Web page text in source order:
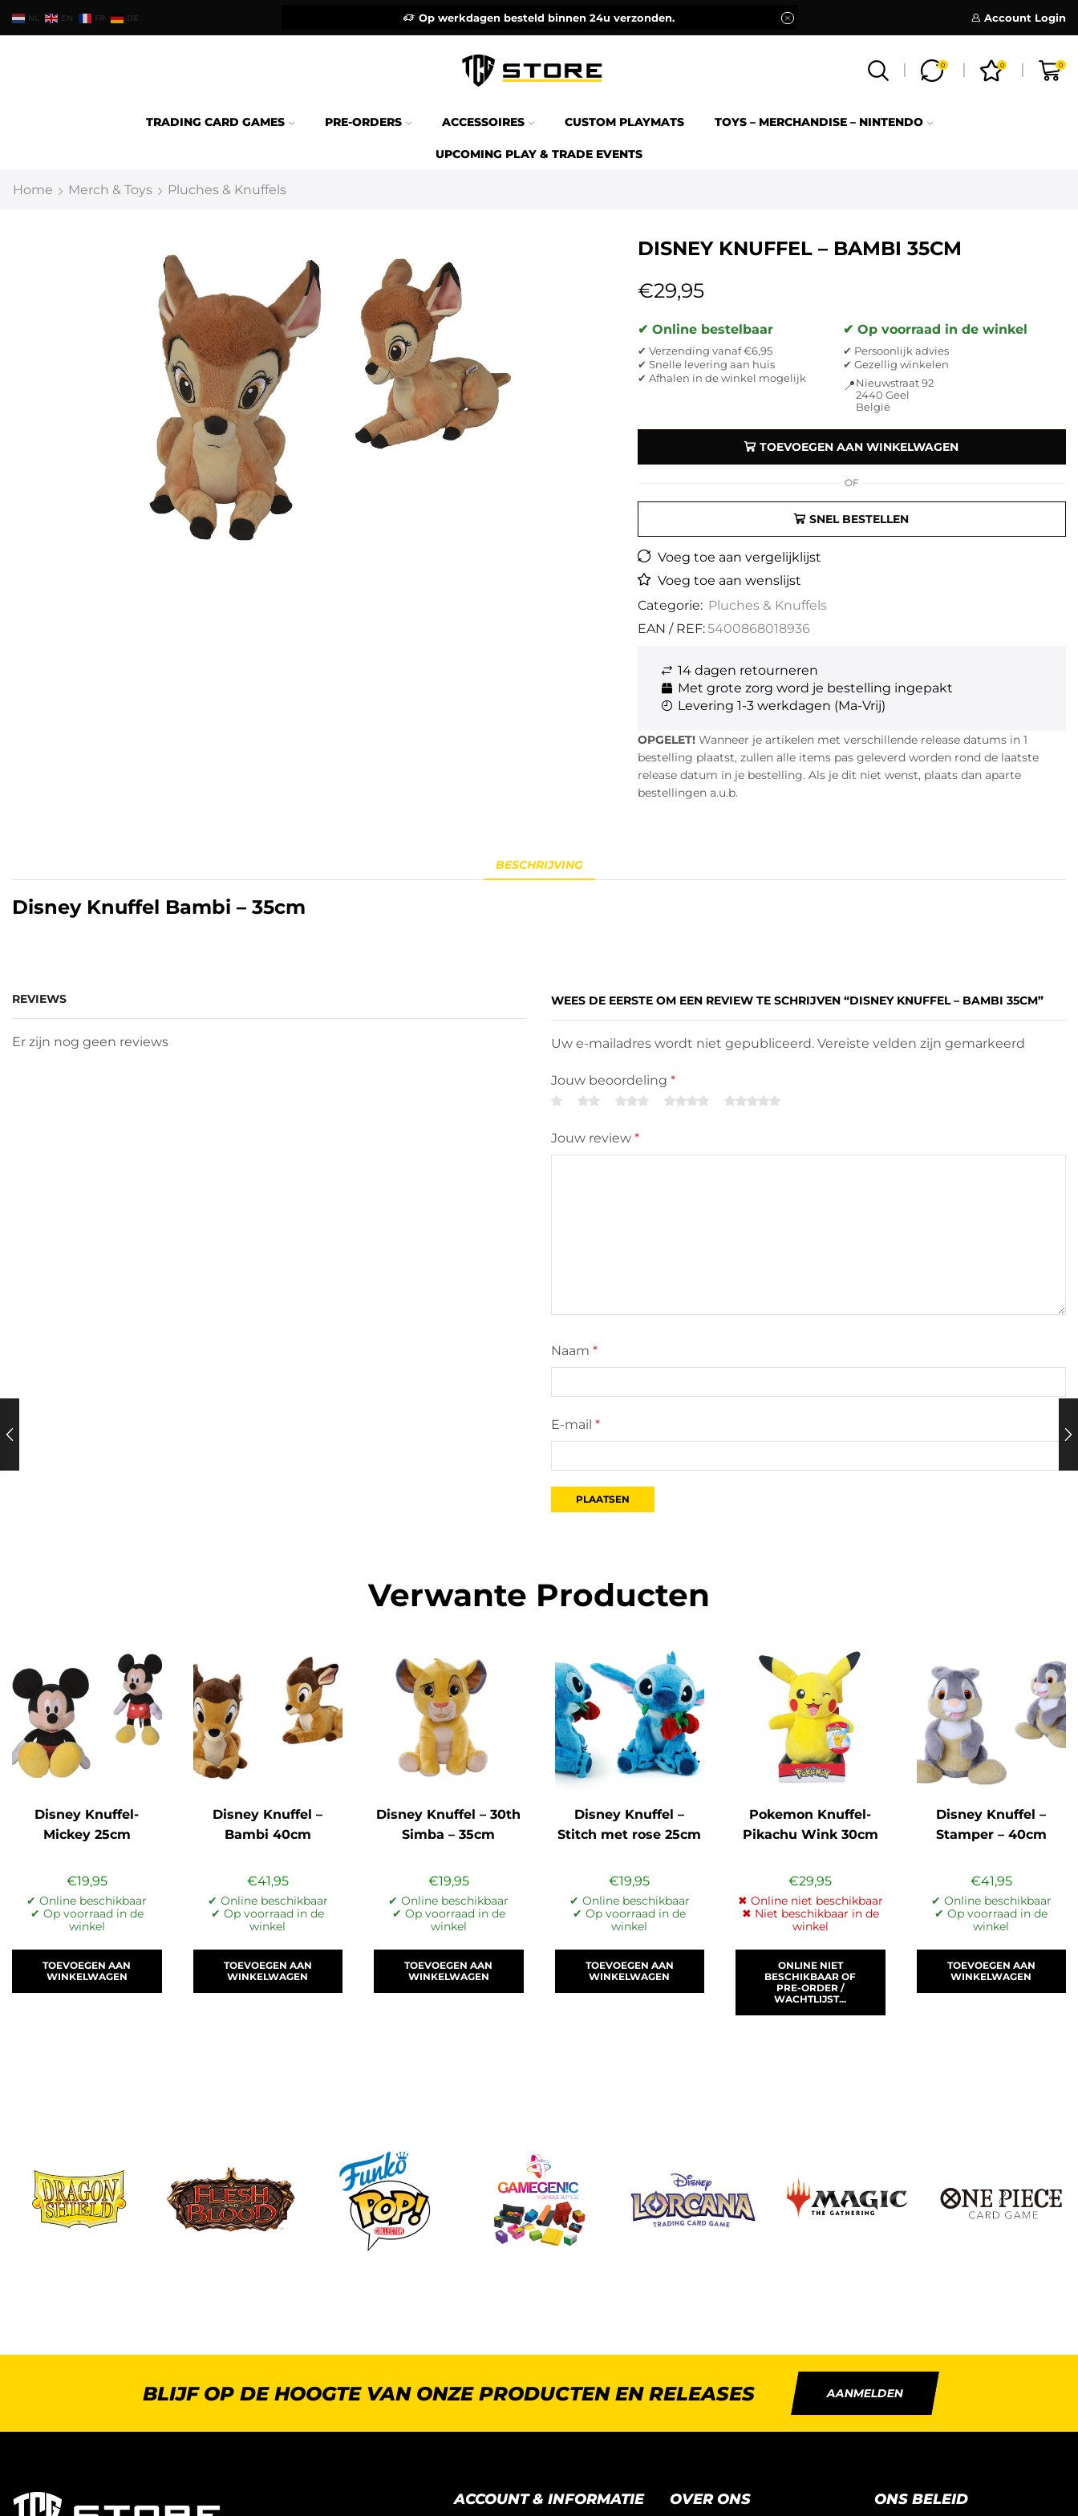
NL EN FR DE
binnen 24u verzonden. Op werkdagen besteld binnen 24u verzonden. Account Login
0 0 0
TRADING CARD GAMES PRE-ORDERS ACCESSOIRES CUSTOM PLAYMATS TOYS – MERCHANDISE – NINTENDO
UPCOMING PLAY & TRADE EVENTS
Home Merch & Toys Pluches & Knuffels
DISNEY KNUFFEL – BAMBI 35CM
€29,95
✔ Online bestelbaar
✔ Verzending vanaf €6,95
✔ Snelle levering aan huis
✔ Afhalen in de winkel mogelijk
✔ Op voorraad in de winkel
✔ Persoonlijk advies
✔ Gezellig winkelen
📍Nieuwstraat 92
2440 Geel
België
TOEVOEGEN AAN WINKELWAGEN
OF
SNEL BESTELLEN
Voeg toe aan vergelijklijst
Voeg toe aan wenslijst
Categorie: Pluches & Knuffels
EAN / REF:5400868018936
14 dagen retourneren
Met grote zorg word je bestelling ingepakt
Levering 1-3 werkdagen (Ma-Vrij)
OPGELET!Wanneer je artikelen met verschillende release datums in 1
bestelling plaatst, zullen alle items pas geleverd worden rond de laatste
release datum in je bestelling. Als je dit niet wenst, plaats dan aparte
bestellingen a.u.b.
BESCHRIJVING
Disney Knuffel Bambi – 35cm
REVIEWS
Er zijn nog geen reviews
WEES DE EERSTE OM EEN REVIEW TE SCHRIJVEN “DISNEY KNUFFEL – BAMBI 35CM”
Uw e-mailadres wordt niet gepubliceerd. Vereiste velden zijn gemarkeerd
Jouw beoordeling *
Jouw review *
Naam *
E-mail *
Verwante Producten
Disney Knuffel-
Mickey 25cm
€19,95
✔ Online beschikbaar
✔ Op voorraad in de
winkel
TOEVOEGEN AAN
WINKELWAGEN
Disney Knuffel –
Bambi 40cm
€41,95
✔ Online beschikbaar
✔ Op voorraad in de
winkel
TOEVOEGEN AAN
WINKELWAGEN
Disney Knuffel – 30th
Simba – 35cm
€19,95
✔ Online beschikbaar
✔ Op voorraad in de
winkel
TOEVOEGEN AAN
WINKELWAGEN
Disney Knuffel –
Stitch met rose 25cm
€19,95
✔ Online beschikbaar
✔ Op voorraad in de
winkel
TOEVOEGEN AAN
WINKELWAGEN
Pokemon Knuffel-
Pikachu Wink 30cm
€29,95
✖ Online niet beschikbaar
✖ Niet beschikbaar in de
winkel
ONLINE NIET
BESCHIKBAAR OF
PRE-ORDER /
WACHTLIJST...
Disney Knuffel –
Stamper – 40cm
€41,95
✔ Online beschikbaar
✔ Op voorraad in de
winkel
TOEVOEGEN AAN
WINKELWAGEN
BLIJF OP DE HOOGTE VAN ONZE PRODUCTEN EN RELEASES AANMELDEN
ACCOUNT & INFORMATIE OVER ONS ONS BELEID